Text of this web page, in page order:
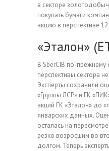
в секторе
покупать бумаги
акцию в перспективе
«Эталон»
В SberCIB по-
перспективы сектора
Эксперты сохранили
«Группы ЛСР» и ГК
акций ГК «Эталон» до
январских данных.
осталась на
резко возросшим во
долгом. Теперь